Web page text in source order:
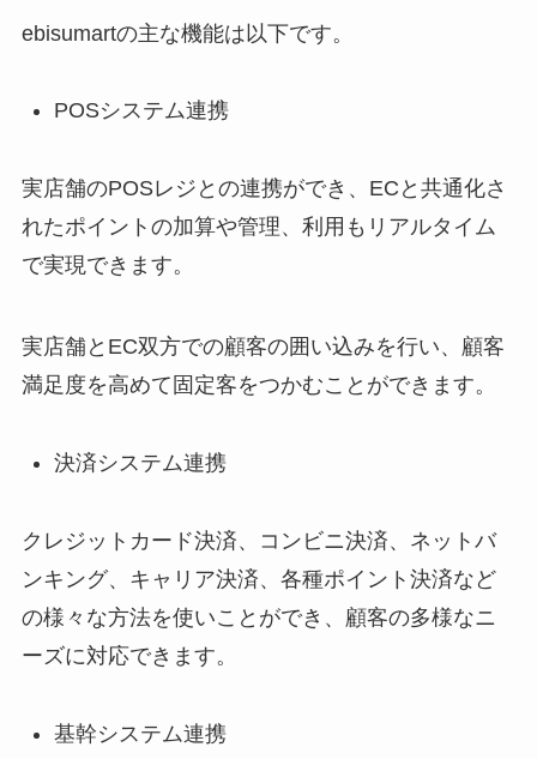
ebisumartの主な機能は以下です。
POSシステム連携
実店舗のPOSレジとの連携ができ、 EC と共通化さ
れたポイントの加算や管理、利用もリアルタイム
で実現できます。
実店舗と EC双方での顧客の囲い込みを行い、顧客
満足度を高めて固定客をつかむことができます。
決済システム連携
クレジットカード決済、コンビニ決済、ネットバ
ンキング、キャリア決済、各種ポイント決済など
の様々な方法を使いことができ、顧客の多様なニ
ーズに対応できます。
基幹システム連携